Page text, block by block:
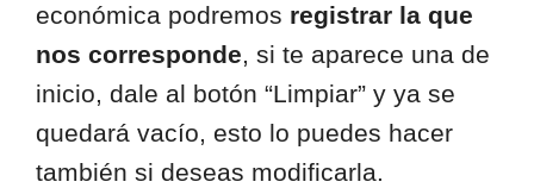
económica podremos registrar la que
nos corresponde, si te aparece una de
inicio, dale al botón “Limpiar” y ya se
quedará vacío, esto lo puedes hacer
también si deseas modificarla.